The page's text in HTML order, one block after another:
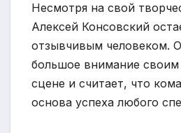
Несмотря на свой
Алексей Консовский
отзывчивым человеком.
большое внимание
сцене и считает, что
основа успеха любого